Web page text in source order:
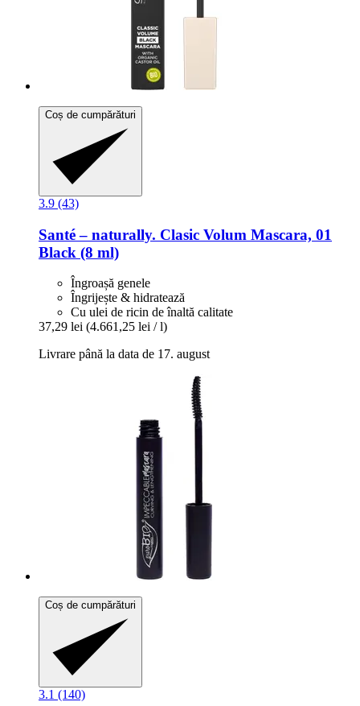
Coș de cumpărături
3.9 (43)
Santé – naturally. Clasic Volum Mascara, 01
Black (8 ml)
Îngroașă genele
Îngrijește & hidratează
Cu ulei de ricin de înaltă calitate
37,29 lei (4.661,25 lei / l)
Livrare până la data de 17. august
Coș de cumpărături
3.1 (140)